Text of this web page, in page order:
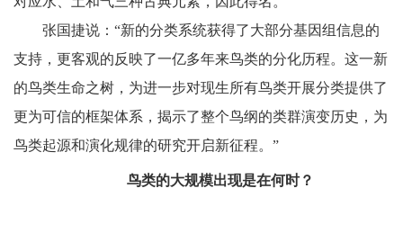
张国捷说：“新的分类系统获得了大部分基因组信息的
支持，更客观的反映了一亿多年来鸟类的分化历程。这一新
的鸟类生命之树，为进一步对现生所有鸟类开展分类提供了
更为可信的框架体系，揭示了整个鸟纲的类群演变历史，为
鸟类起源和演化规律的研究开启新征程。”
鸟类的大规模出现是在何时？